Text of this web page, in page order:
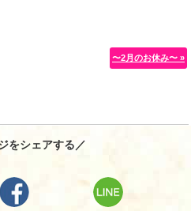
〜2月のお休み〜 »
をシェアする／